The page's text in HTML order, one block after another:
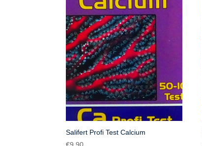
Salifert Profi Test Calcium